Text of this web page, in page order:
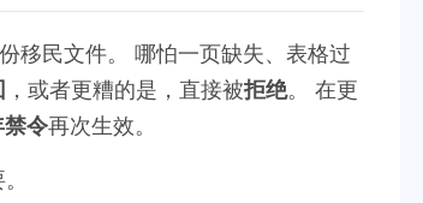
移民文件。 哪怕一页缺失、表格过
，或者更糟的是，直接被拒绝。 在更
令再次生效。